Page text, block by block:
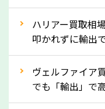
定を行い高価買取
ってきます！
自動車税の還付金
ハリアー買取相
叩かれずに輸出
ヴェルファイア
でも「輸出」で